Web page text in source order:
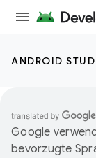
ANDROID
Google
bevorzugte